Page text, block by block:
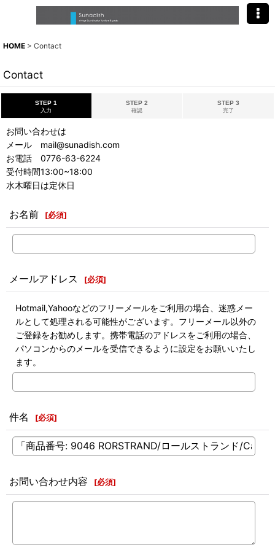
HOME > Contact
Contact
STEP 1
入力
STEP 2
確認
STEP 3
完了
お問い合わせは
メール mail@sunadish.com
お電話 0776-63-6224
受付時間13:00~18:00
水木曜日は定休日
お名前 [必須]
メールアドレス [必須]
Hotmail,Yahooなどのフリーメールをご利用の場合、迷惑メー
ルとして処理される可能性がございます。フリーメール以外の
ご登録をお勧めします。携帯電話のアドレスをご利用の場合、
パソコンからのメールを受信できるように設定をお願いいたし
ます。
件名 [必須]
お問い合わせ内容 [必須]